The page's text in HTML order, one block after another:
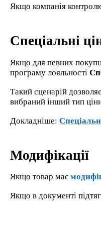
Якщо компанія
Спеціальні
Якщо для певних
програму лояльності
Такий сценарій
вибраний інший тип
Докладніше:
Модифікації
Якщо товар має
Якщо в документі